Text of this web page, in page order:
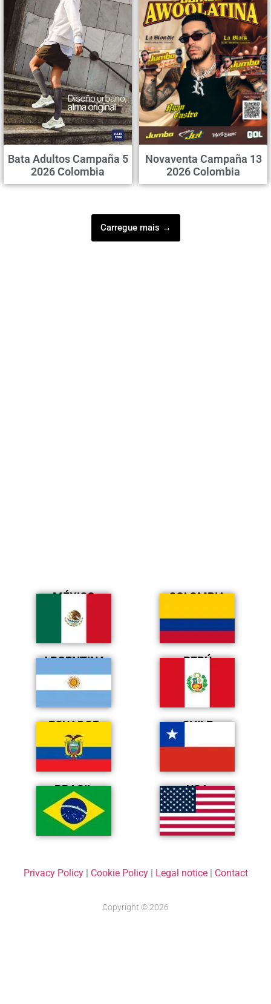
Bata Adultos Campaña 5
2026 Colombia
Novaventa Campaña 13
2026 Colombia
Carregue mais →
MÉXICO COLOMBIA
ARGENTINA PERÚ
ECUADOR CHILE
BRASIL USA
Privacy Policy| Cookie Policy| Legal notice| Contact
Copyright © 2026